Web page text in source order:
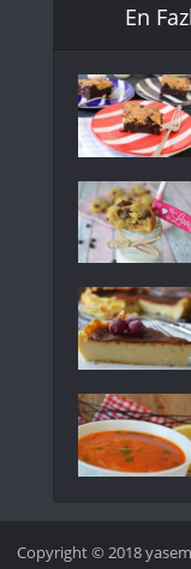
En
Copyright © 2018